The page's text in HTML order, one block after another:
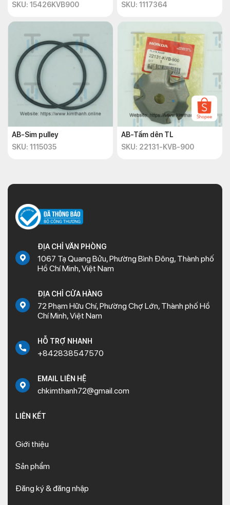
SKU: 15426KVB900
SKU: 1117364
AB-Sim pulley
SKU: 1115035
AB-Tấm dên TL
SKU: 22131-KVB-900
ĐỊA CHỈ VĂN PHÒNG
1067 Tạ Quang Bửu, Phường Bình Đông, Thành phố
Hồ Chí Minh, Việt Nam
ĐỊA CHỈ CỬA HÀNG
72 Phạm Hữu Chí, Phường Chợ Lớn, Thành phố Hồ
Chí Minh, Việt Nam
HỖ TRỢ NHANH
+842838547570
EMAIL LIÊN HỆ
chkimthanh72@gmail.com
LIÊN KẾT
Giới thiệu
Sản phẩm
Đăng ký & đăng nhập